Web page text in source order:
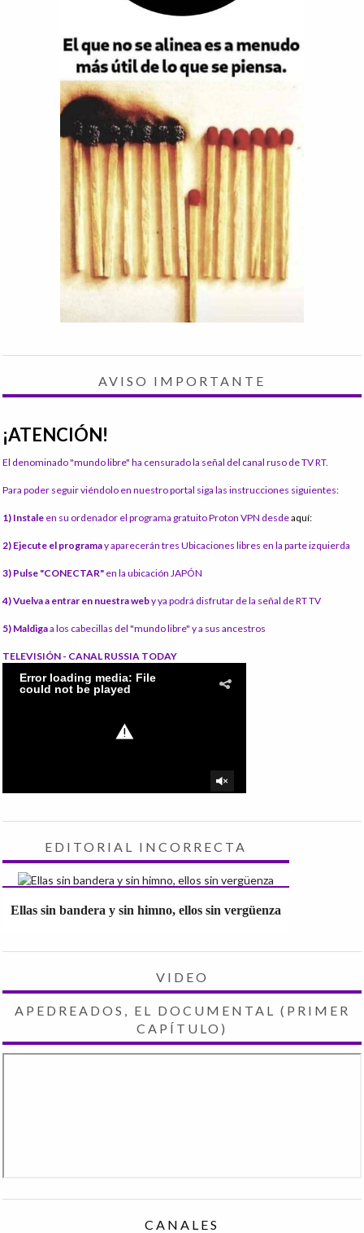
AVISO IMPORTANTE
¡ATENCIÓN!
El denominado "mundo libre" ha censurado la señal del canal ruso de TV RT.
Para poder seguir viéndolo en nuestro portal siga las instrucciones siguientes:
1) Instale en su ordenador el programa gratuito Proton VPN desdeaquí:
2) Ejecute el programay aparecerán tres Ubicaciones libres en la parte izquierda
3) Pulse "CONECTAR" en la ubicación JAPÓN
4) Vuelva a entrar en nuestra weby ya podrá disfrutar de la señal de RT TV
5) Maldigaa los cabecillas del "mundo libre" y a sus ancestros
TELEVISIÓN - CANAL RUSSIA TODAY
EDITORIAL INCORRECTA
Ellas sin bandera y sin himno, ellos sin vergüenza
VIDEO
APEDREADOS, EL DOCUMENTAL (PRIMER
CAPÍTULO)
CANALES